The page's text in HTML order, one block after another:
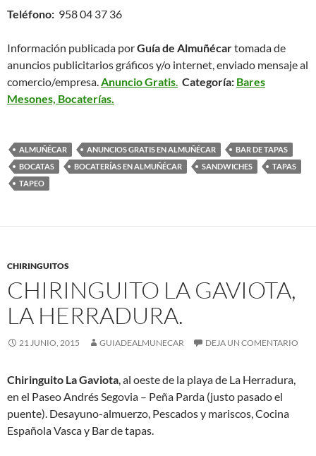
Teléfono: 958 04 37 36
Información publicada porGuía de Almuñécartomada de
anuncios publicitarios gráficos y/o internet, enviado mensaje al
comercio/empresa. Anuncio Gratis Categoría: Bares
Mesones, Bocaterías.
ALMUÑÉCAR ANUNCIOS GRATIS EN ALMUÑÉCAR
BAR DE TAPAS
BOCATAS
BOCATERÍAS EN ALMUÑÉCAR SANDWICHES
TAPAS
TAPEO
CHIRINGUITOS
CHIRINGUITO LA GAVIOTA,
LA HERRADURA.
21 JUNIO, 2015 GUIADEALMUNECAR DEJA UN COMENTARIO
Chiringuito La Gaviota , al oeste de la playa de La Herradura,
en el Paseo Andrés Segovia – Peña Parda (justo pasado el
puente). Desayuno-almuerzo, Pescados y mariscos, Cocina
Española Vasca y Bar de tapas.